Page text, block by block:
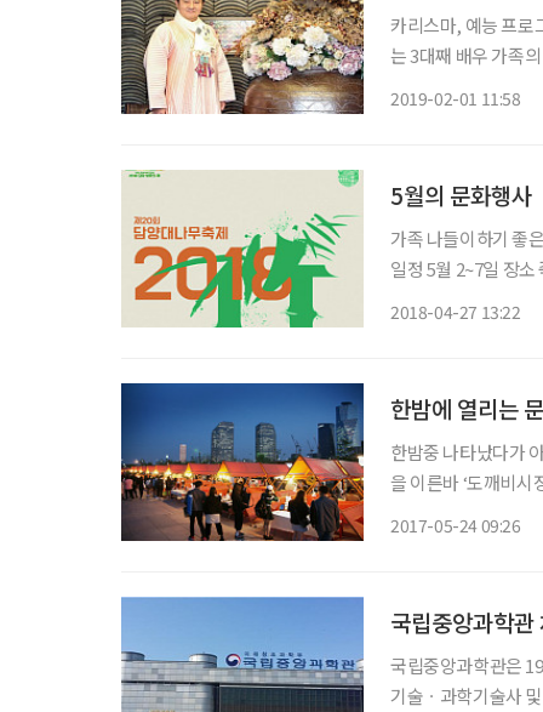
카리스마, 예능 프로
는 3대째 배우 가족
2019-02-01 11:58
5월의 문화행사
가족 나들이하기 좋은 5월,
일정 5월 2~7일 장소 죽녹원 및 관방제림
2018-04-27 13:22
한밤에 열리는
한밤중 나타났다가
을 이른바 ‘도깨비시
2017-05-24 09:26
국립중앙과학관
국립중앙과학관은
기술ㆍ과학기술사